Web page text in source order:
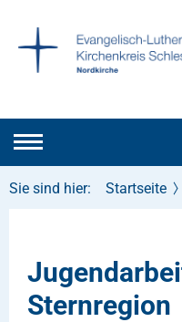
Sie sind hier: Startseite
Sternregion